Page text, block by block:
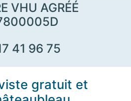
VHU AGRÉÉ
41 96 75
gratuit et